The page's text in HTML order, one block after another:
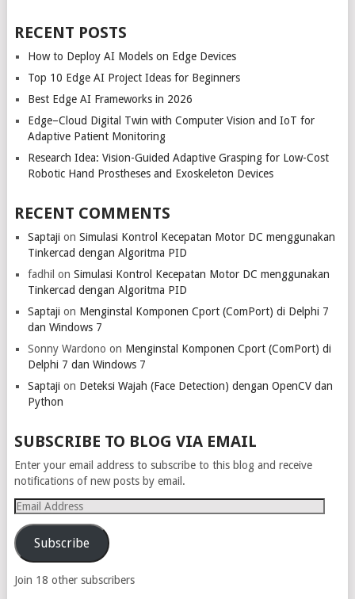
RECENT POSTS
How to Deploy AI Models on Edge Devices
Top 10 Edge AI Project Ideas for Beginners
Best Edge AI Frameworks in 2026
Edge–Cloud Digital Twin with Computer Vision and IoT for
Adaptive Patient Monitoring
Research Idea: Vision-Guided Adaptive Grasping for Low-Cost
Robotic Hand Prostheses and Exoskeleton Devices
RECENT COMMENTS
Saptaji on Simulasi Kontrol Kecepatan Motor DC menggunakan
Tinkercad dengan Algoritma PID
fadhil on Simulasi Kontrol Kecepatan Motor DC menggunakan
Tinkercad dengan Algoritma PID
Saptaji on Menginstal Komponen Cport (ComPort) di Delphi 7
dan Windows 7
Sonny Wardono on Menginstal Komponen Cport (ComPort) di
Delphi 7 dan Windows 7
Saptaji on Deteksi Wajah (Face Detection) dengan OpenCV dan
Python
SUBSCRIBE TO BLOG VIA EMAIL
Enter your email address to subscribe to this blog and receive
notifications of new posts by email.
Email
Address
Subscribe
Join 18 other subscribers